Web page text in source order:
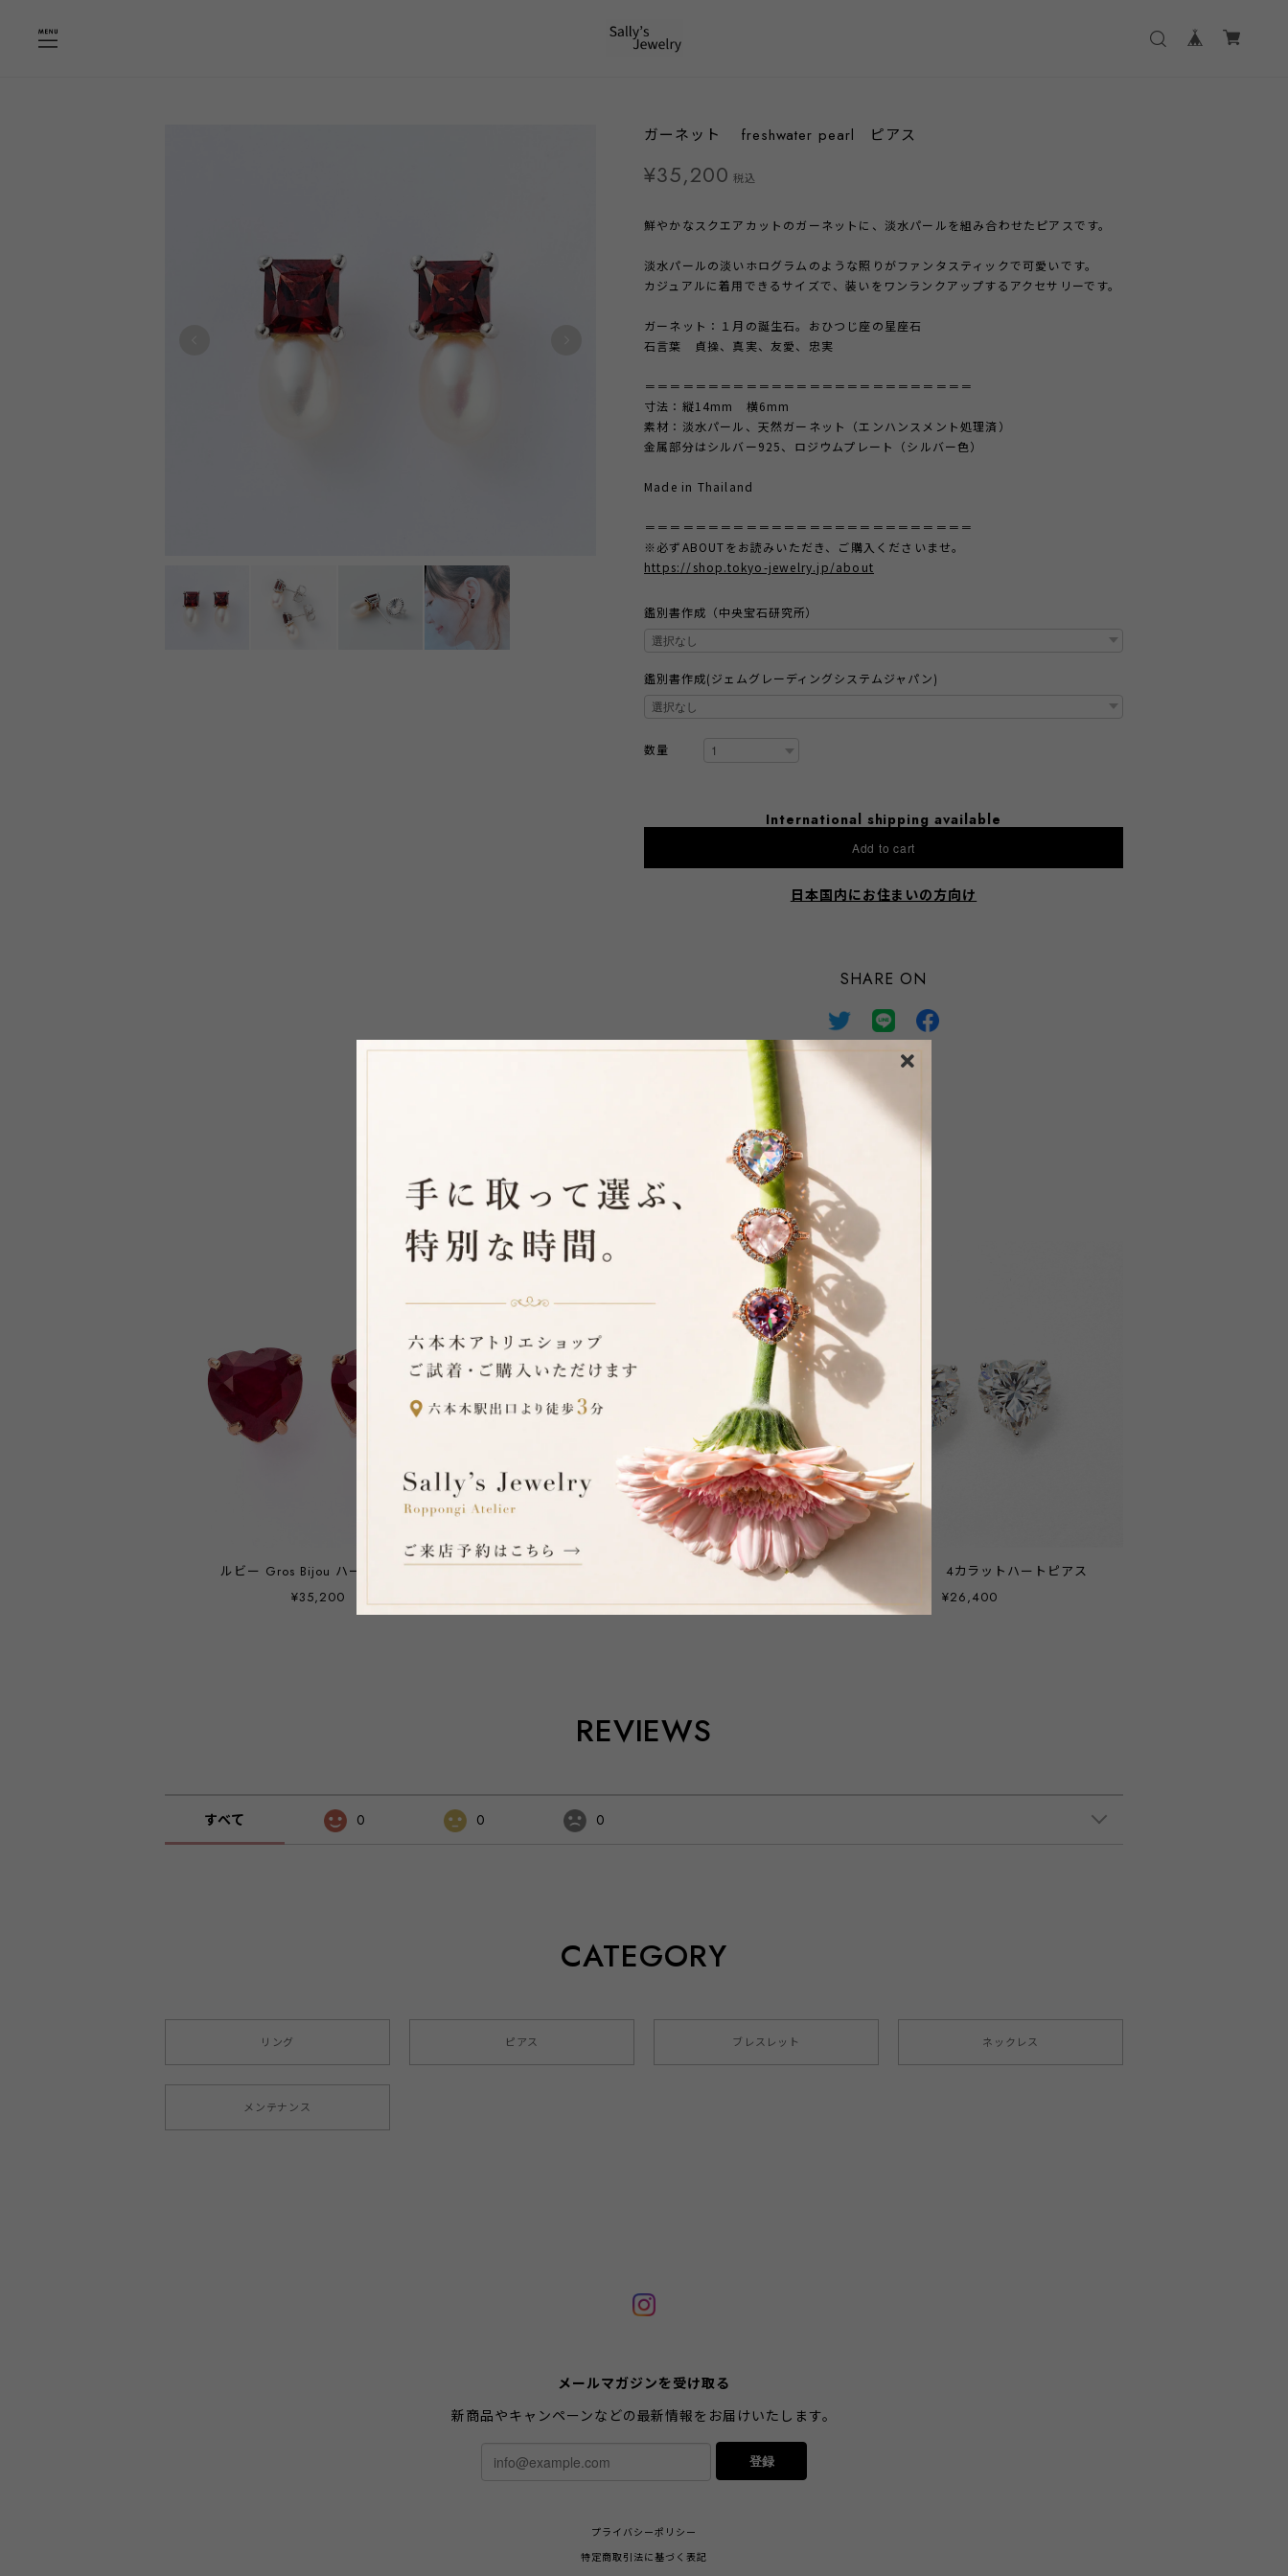
ガーネット freshwater pearl ピアス
¥35,200 税込
鮮やかなスクエアカットのガーネットに、淡水パールを組み合わせたピアスです。
淡水パールの淡いホログラムのような照りがファンタスティックで可愛いです。
カジュアルに着用できるサイズで、装いをワンランクアップするアクセサリーです。
ガーネット：１月の誕生石。おひつじ座の星座石
石言葉 貞操、真実、友愛、忠実
＝＝＝＝＝＝＝＝＝＝＝＝＝＝＝＝＝＝＝＝＝＝＝＝＝＝
寸法：縦14mm 横6mm
素材：淡水パール、天然ガーネット（エンハンスメント処理済）
金属部分はシルバー925、ロジウムプレート（シルバー色）
Made in Thailand
＝＝＝＝＝＝＝＝＝＝＝＝＝＝＝＝＝＝＝＝＝＝＝＝＝＝
※必ずABOUTをお読みいただき、ご購入くださいませ。
https://shop.tokyo-jewelry.jp/about
鑑別書作成（中央宝石研究所）
鑑別書作成(ジェムグレーディングシステムジャパン)
数量
International shipping available
Add to cart
日本国内にお住まいの方向け
SHARE ON
通報する
RELATED ITEMS
ルビー Gros Bijou ハートピアス
¥35,200
シトリン Halo ピアス
モアサナイト 4カラットハートピアス
¥26,400
REVIEWS
すべて 0 0 0
CATEGORY
リング ピアス ブレスレット ネックレス
メンテナンス
メールマガジンを受け取る
新商品やキャンペーンなどの最新情報をお届けいたします。
登録
プライバシーポリシー
特定商取引法に基づく表記